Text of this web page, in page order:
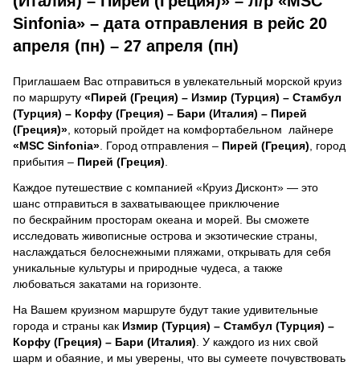
Sinfonia» – дата отправления в рейс 20
апреля (пн) – 27 апреля (пн)
Приглашаем Вас отправиться в увлекательный морской круиз
по маршруту «Пирей (Греция) – Измир (Турция) – Стамбул
(Турция) – Корфу (Греция) – Бари (Италия) – Пирей
(Греция)» , который пройдет на комфортабельном лайнере
«MSC Sinfonia» . Город отправления – Пирей (Греция) , город
прибытия – Пирей (Греция)
Каждое путешествие с компанией «Круиз Дисконт» — это
шанс отправиться в захватывающее приключение
по бескрайним просторам океана и морей. Вы сможете
исследовать живописные острова и экзотические страны,
наслаждаться белоснежными пляжами, открывать для себя
уникальные культуры и природные чудеса, а также
любоваться закатами на горизонте.
На Вашем круизном маршруте будут такие удивительные
города и страны как Измир (Турция) – Стамбул (Турция) –
Корфу (Греция) – Бари (Италия) . У каждого из них свой
шарм и обаяние, и мы уверены, что вы сумеете почувствовать